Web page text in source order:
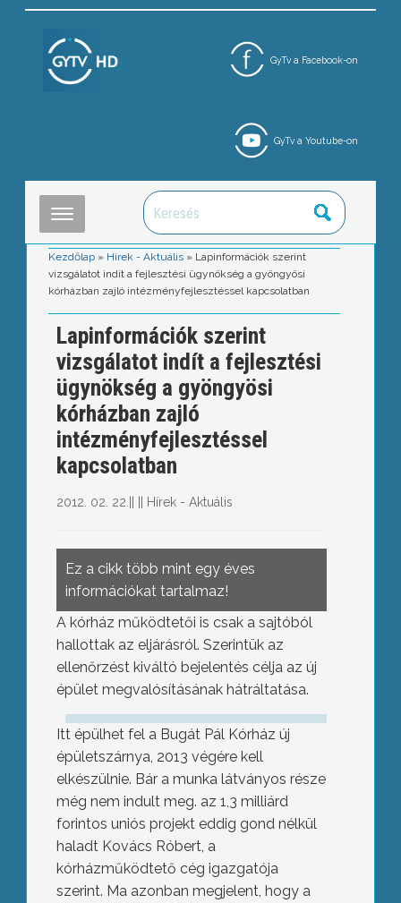
GyTv a Facebook-on
GyTv a Youtube-on
Kezdőlap » Hírek - Aktuális » Lapinformációk szerint
vizsgálatot indít a fejlesztési ügynökség a gyöngyösi
kórházban zajló intézményfejlesztéssel kapcsolatban
Lapinformációk szerint
vizsgálatot indít a fejlesztési
ügynökség a gyöngyösi
kórházban zajló
intézményfejlesztéssel
kapcsolatban
2012. 02. 22. Hírek - Aktuális
Ez a cikk több mint egy éves
információkat tartalmaz!
A kórház működtetői is csak a sajtóból
hallottak az eljárásról. Szerintük az
ellenőrzést kiváltó bejelentés célja az új
épület megvalósításának hátráltatása.
Itt épülhet fel a Bugát Pál Kórház új
épületszárnya, 2013 végére kell
elkészülnie. Bár a munka látványos része
még nem indult meg. az 1,3 milliárd
forintos uniós projekt eddig gond nélkül
haladt Kovács Róbert, a
kórházműködtető cég igazgatója
szerint. Ma azonban megjelent, hogy a